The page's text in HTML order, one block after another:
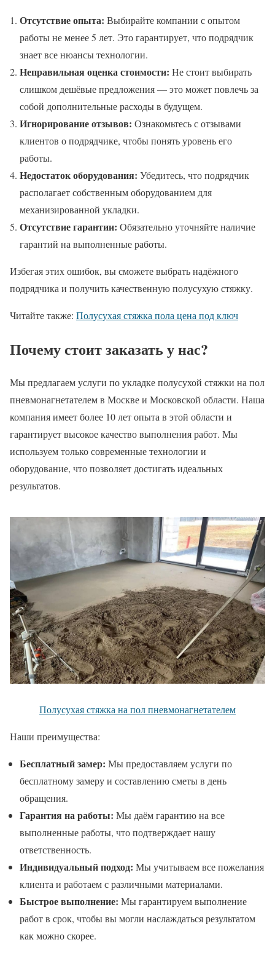
Отсутствие опыта: Выбирайте компании с опытом
работы не менее 5 лет. Это гарантирует, что подрядчик
знает все нюансы технологии.
Неправильная оценка стоимости: Не стоит выбирать
слишком дешёвые предложения — это может повлечь за
собой дополнительные расходы в будущем.
Игнорирование отзывов: Ознакомьтесь с отзывами
клиентов о подрядчике, чтобы понять уровень его
работы.
Недостаток оборудования: Убедитесь, что подрядчик
располагает собственным оборудованием для
механизированной укладки.
Отсутствие гарантии: Обязательно уточняйте наличие
гарантий на выполненные работы.
Избегая этих ошибок, вы сможете выбрать надёжного
подрядчика и получить качественную полусухую стяжку.
Читайте также: Полусухая стяжка пола цена под ключ
Почему стоит заказать у нас?
Мы предлагаем услуги по укладке полусухой стяжки на пол
пневмонагнетателем в Москве и Московской области. Наша
компания имеет более 10 лет опыта в этой области и
гарантирует высокое качество выполнения работ. Мы
используем только современные технологии и
оборудование, что позволяет достигать идеальных
результатов.
Полусухая стяжка на пол пневмонагнетателем
Наши преимущества:
Бесплатный замер: Мы предоставляем услуги по
бесплатному замеру и составлению сметы в день
обращения.
Гарантия на работы: Мы даём гарантию на все
выполненные работы, что подтверждает нашу
ответственность.
Индивидуальный подход: Мы учитываем все пожелания
клиента и работаем с различными материалами.
Быстрое выполнение: Мы гарантируем выполнение
работ в срок, чтобы вы могли наслаждаться результатом
как можно скорее.